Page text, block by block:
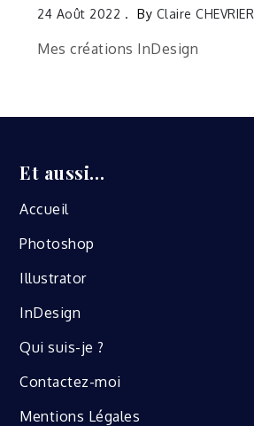
24 Août 2022 By Claire CHEVRIER
Mes créations InDesign
Et aussi…
Accueil
Photoshop
Illustrator
InDesign
Qui suis-je ?
Contactez-moi
Mentions Légales